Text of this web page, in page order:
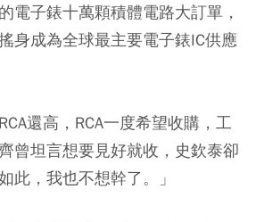
電子錶十萬顆積體電路大訂單，
身成為全球最主要電子錶IC供應
還高，RCA一度希望收購，工
曾坦言想要見好就收，史欽泰卻
此，我也不想幹了。」